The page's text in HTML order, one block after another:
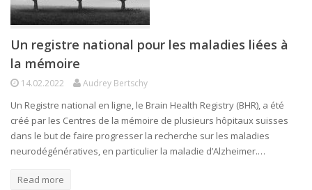
Un registre national pour les maladies liées à
la mémoire
14.02.2022 Audrey Bertschy
Un Registre national en ligne, le Brain Health Registry (BHR), a été
créé par les Centres de la mémoire de plusieurs hôpitaux suisses
dans le but de faire progresser la recherche sur les maladies
neurodégénératives, en particulier la maladie d’Alzheimer.…
Read more